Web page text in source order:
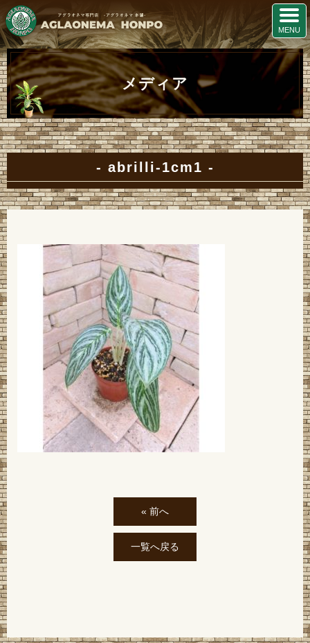
メディア
abrilli-1cm1
« 前へ
一覧へ戻る